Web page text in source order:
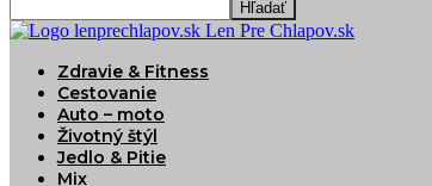
Len Pre Chlapov.sk
Zdravie & Fitness
Cestovanie
Auto – moto
Životný štýl
Jedlo & Pitie
Mix